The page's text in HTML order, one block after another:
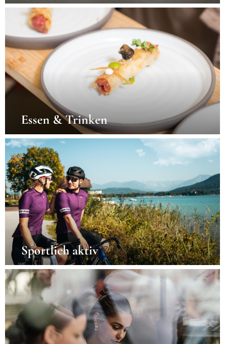
Essen & Trinken
Sportlich aktiv